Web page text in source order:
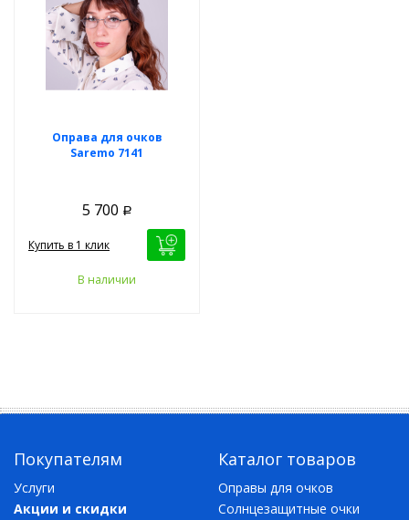
Оправа для очков
Saremo 7141
5 700 Р
Купить в 1 клик
В наличии
Покупателям
Услуги
Акции и скидки
Каталог товаров
Оправы для очков
Солнцезащитные очки